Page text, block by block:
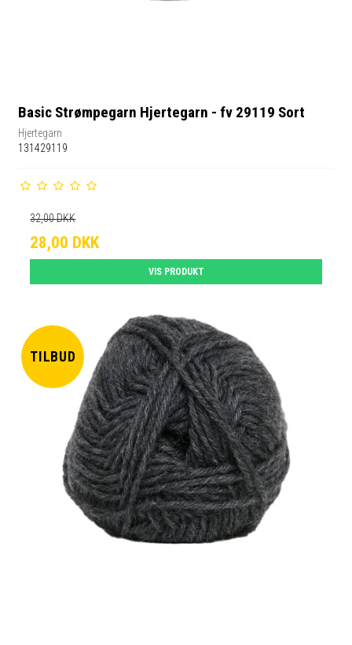
Basic Strømpegarn Hjertegarn - fv 29119 Sort
Hjertegarn
131429119
32,00 DKK
28,00 DKK
VIS PRODUKT
TILBUD